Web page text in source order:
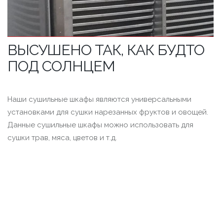
ВЫСУШЕНО ТАК, КАК БУДТО
ПОД СОЛНЦЕМ
Наши сушильные шкафы являются универсальными
установками для сушки нарезанных фруктов и овощей.
Данные сушильные шкафы можно использовать для
сушки трав, мяса, цветов и т.д.